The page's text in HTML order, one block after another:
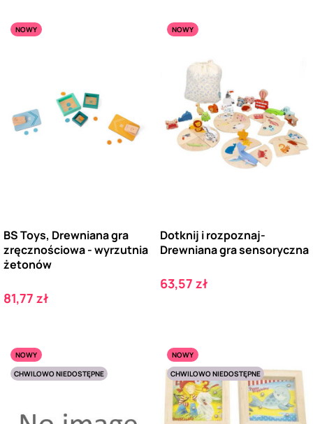
NOWY
BS Toys, Drewniana gra
zręcznościowa - wyrzutnia
żetonów
Cena
81,77 zł
NOWY
Dotknij i rozpoznaj-
Drewniana gra sensoryczna
Cena
63,57 zł
NOWY
CHWILOWO NIEDOSTĘPNE
NOWY
CHWILOWO NIEDOSTĘPNE